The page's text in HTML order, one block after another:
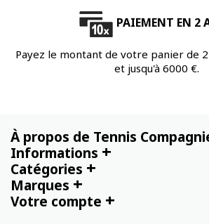
PAIEMENT EN 2
Payez le montant de votre panier de
et jusqu'à 6000 €.
À propos de Tennis
Informations +
Catégories +
Marques +
Votre compte +